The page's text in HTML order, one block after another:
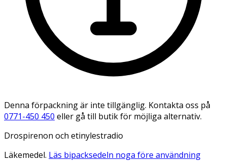
Denna förpackning är inte tillgänglig. Kontakta oss på
0771-450 450 eller gå till butik för möjliga alternativ.
Drospirenon och etinylestradio
Läkemedel. Läs bipacksedeln noga före användning